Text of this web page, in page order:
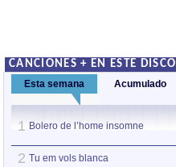
CANCIONES + EN ESTE DISCO
Esta semana Acumulado
1 Bolero de l’home insomne
2 Tu em vols blanca